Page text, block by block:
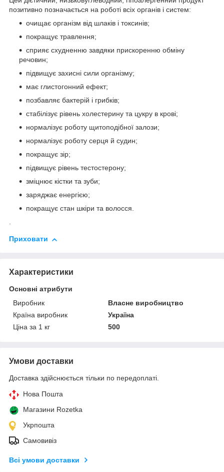
позитивно позначається на роботі всіх органів і систем:
очищає організм від шлаків і токсинів;
покращує травлення;
сприяє схудненню завдяки прискоренню обміну
речовин;
підвищує захисні сили організму;
має глистогонний ефект;
позбавляє бактерій і грибків;
стабілізує рівень холестерину та цукру в крові;
нормалізує роботу щитоподібної залози;
нормалізує роботу серця й судин;
покращує зір;
підвищує рівень тестостерону;
зміцнює кістки та зуби;
заряджає енергією;
покращує стан шкіри та волосся.
.
Приховати
Характеристики
Основні атрибути
Виробник
Власне виробництво
Країна виробник
Україна
Ціна за 1 кг
500
Умови доставки
Доставка здійснюється тільки по передоплаті.
Нова Пошта
Магазини Rozetka
Укрпошта
Самовивіз
Всі умови доставки